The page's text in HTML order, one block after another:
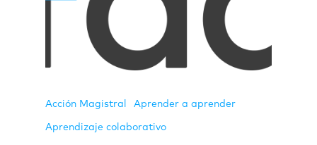
Acción Magistral Aprender a aprender
Aprendizaje colaborativo